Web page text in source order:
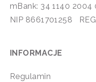
mBank: 34 1140
NIP 8661701258
INFORMACJE
Regulamin